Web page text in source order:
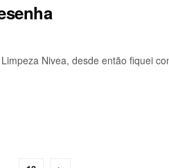
Nivea, desde então fiquei